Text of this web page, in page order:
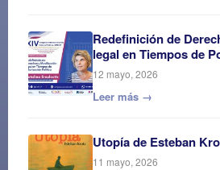
Redefinición de
legal en Tiempos de
12 mayo, 2026
Leer más →
Utopía de Esteban
11 mayo, 2026